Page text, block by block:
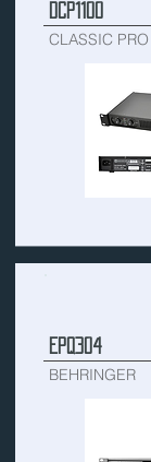
DCP1100
CLASSIC PRO
EPQ304
BEHRINGER